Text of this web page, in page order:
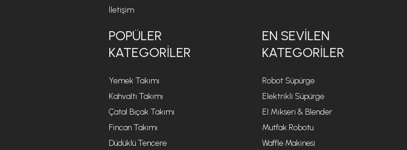
İletişim
POPÜLER
KATEGORILER
Yemek Takımı
Kahvaltı Takımı
Çatal Bıçak Takımı
Fincan Takımı
Düdüklü Tencere
EN SEVILEN
KATEGORILER
Robot Süpürge
Elektrikli Süpürge
El Mikseri & Blender
Mutfak Robotu
Waffle Makinesi